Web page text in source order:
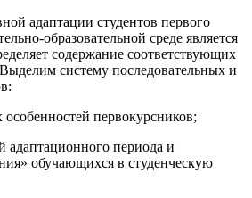
адаптации студентов первого
образовательной среде является
содержание соответствующих
систему последовательных и
первокурсников;
адаптационного периода и
обучающихся в студенческую